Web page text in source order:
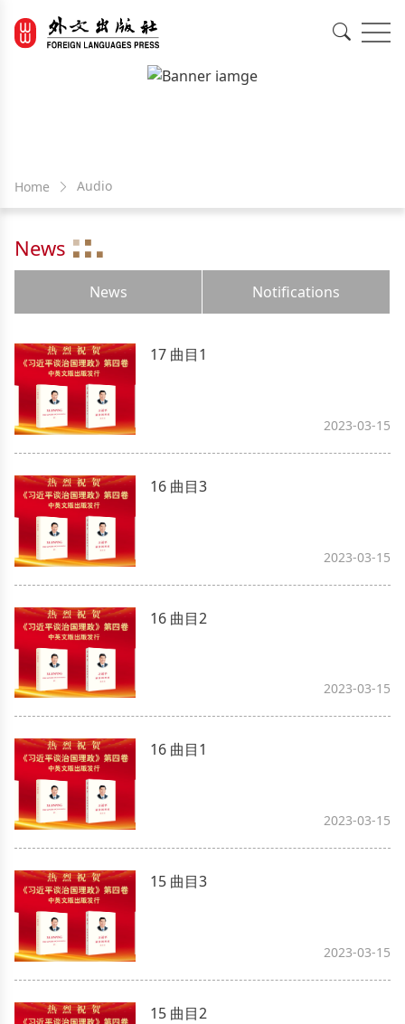
Home Audio
News
News Notifications
17 曲目1
2023-03-15
16 曲目3
2023-03-15
16 曲目2
2023-03-15
16 曲目1
2023-03-15
15 曲目3
2023-03-15
15 曲目2